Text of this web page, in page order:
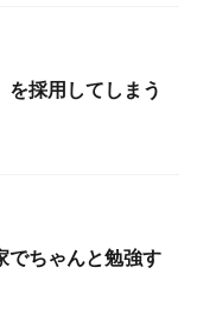
を採用してしまう
でちゃんと勉強す